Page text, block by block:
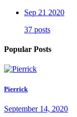
Sep 21 2020
37 posts
Popular Posts
Pierrick
September 14, 2020